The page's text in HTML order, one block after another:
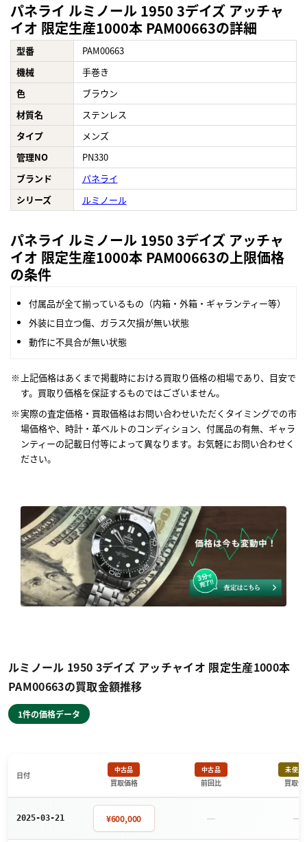
パネライ ルミノール 1950 3デイズ アッチャ
イオ 限定生産1000本 PAM00663の詳細
型番
PAM00663
機械
手巻き
色
ブラウン
材質名
ステンレス
タイプ
メンズ
管理NO
PN330
ブランド
パネライ
シリーズ
ルミノール
パネライ ルミノール 1950 3デイズ アッチャ
イオ 限定生産1000本 PAM00663の上限価格
の条件
付属品が全て揃っているもの（内箱・外箱・ギャランティー等）
外装に目立つ傷、ガラス欠損が無い状態
動作に不具合が無い状態
上記価格はあくまで掲載時における買取り価格の相場であり、目安で
す。買取り価格を保証するものではございません。
実際の査定価格・買取価格はお問い合わせいただくタイミングでの市
場価格や、時計・革ベルトのコンディション、付属品の有無、ギャラ
ンティーの記載日付等によって異なります。お気軽にお問い合わせく
ださい。
ルミノール 1950 3デイズ アッチャイオ 限定生産1000本
PAM00663の買取金額推移
1件の価格データ
日付
中古品
買取価格
中古品
前回比
未使用
買取価
2025-03-21 ¥600,000 － －